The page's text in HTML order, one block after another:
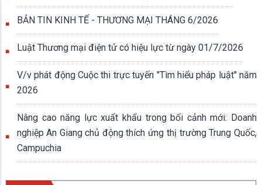
BẢN TIN KINH TẾ - THƯƠNG MẠI THÁNG 6/2026
Luật Thương mại điện tử có hiệu lực từ ngày 01/7/2026
V/v phát động Cuộc thi trực tuyến "Tìm hiểu pháp luật" năm
2026
Nâng cao năng lực xuất khẩu trong bối cảnh mới: Doanh
nghiệp An Giang chủ động thích ứng thị trường Trung Quốc,
Campuchia